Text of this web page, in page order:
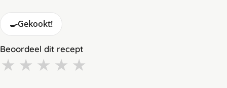
🍳Gekookt!
Beoordeel dit recept
★ ★ ★ ★ ★